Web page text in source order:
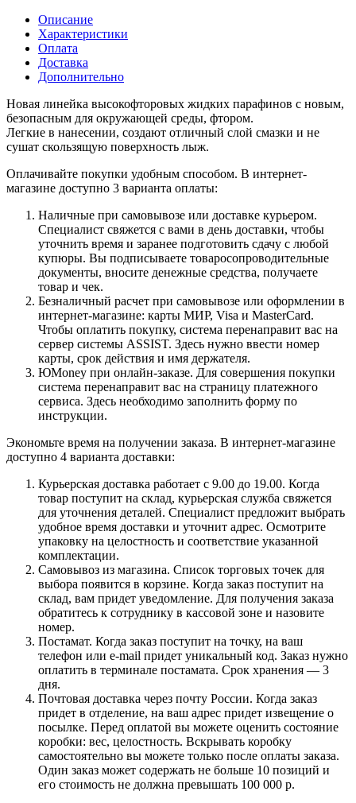
Описание
Характеристики
Оплата
Доставка
Дополнительно
Новая линейка высокофторовых жидких парафинов с новым,
безопасным для окружающей среды, фтором.
Легкие в нанесении, создают отличный слой смазки и не
сушат скользящую поверхность лыж.
Оплачивайте покупки удобным способом. В интернет-
магазине доступно 3 варианта оплаты:
Наличные при самовывозе или доставке курьером.
Специалист свяжется с вами в день доставки, чтобы
уточнить время и заранее подготовить сдачу с любой
купюры. Вы подписываете товаросопроводительные
документы, вносите денежные средства, получаете
товар и чек.
Безналичный расчет при самовывозе или оформлении в
интернет-магазине: карты МИР, Visa и MasterCard.
Чтобы оплатить покупку, система перенаправит вас на
сервер системы ASSIST. Здесь нужно ввести номер
карты, срок действия и имя держателя.
ЮMoney при онлайн-заказе. Для совершения покупки
система перенаправит вас на страницу платежного
сервиса. Здесь необходимо заполнить форму по
инструкции.
Экономьте время на получении заказа. В интернет-магазине
доступно 4 варианта доставки:
Курьерская доставка работает с 9.00 до 19.00. Когда
товар поступит на склад, курьерская служба свяжется
для уточнения деталей. Специалист предложит выбрать
удобное время доставки и уточнит адрес. Осмотрите
упаковку на целостность и соответствие указанной
комплектации.
Самовывоз из магазина. Список торговых точек для
выбора появится в корзине. Когда заказ поступит на
склад, вам придет уведомление. Для получения заказа
обратитесь к сотруднику в кассовой зоне и назовите
номер.
Постамат. Когда заказ поступит на точку, на ваш
телефон или e-mail придет уникальный код. Заказ нужно
оплатить в терминале постамата. Срок хранения — 3
дня.
Почтовая доставка через почту России. Когда заказ
придет в отделение, на ваш адрес придет извещение о
посылке. Перед оплатой вы можете оценить состояние
коробки: вес, целостность. Вскрывать коробку
самостоятельно вы можете только после оплаты заказа.
Один заказ может содержать не больше 10 позиций и
его стоимость не должна превышать 100 000 р.